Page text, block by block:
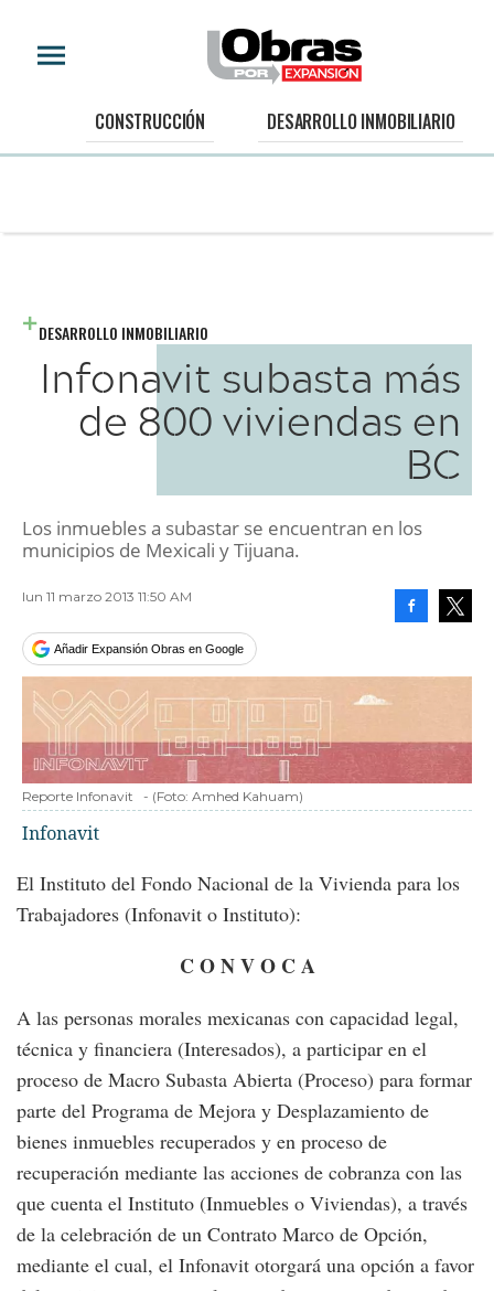
CONSTRUCCIÓN DESARROLLO INMOBILIARIO
DESARROLLO INMOBILIARIO
Infonavit subasta más
de 800 viviendas en
BC
Los inmuebles a subastar se encuentran en los
municipios de Mexicali y Tijuana.
lun 11 marzo 2013 11:50 AM
Añadir Expansión Obras en Google
Reporte Infonavit - (Foto: Amhed Kahuam)
Infonavit
El Instituto del Fondo Nacional de la Vivienda para los
Trabajadores (Infonavit o Instituto):
C O N V O C A
A las personas morales mexicanas con capacidad legal,
técnica y financiera (Interesados), a participar en el
proceso de Macro Subasta Abierta (Proceso) para formar
parte del Programa de Mejora y Desplazamiento de
bienes inmuebles recuperados y en proceso de
recuperación mediante las acciones de cobranza con las
que cuenta el Instituto (Inmuebles o Viviendas), a través
de la celebración de un Contrato Marco de Opción,
mediante el cual, el Infonavit otorgará una opción a favor